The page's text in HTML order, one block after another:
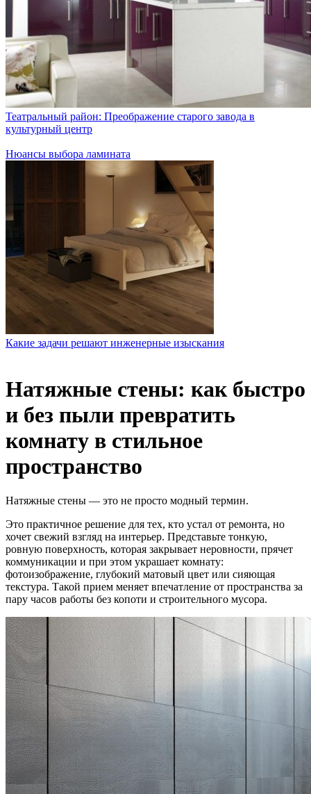
Театральный район: Преображение старого завода в
культурный центр
Нюансы выбора ламината
Какие задачи решают инженерные изыскания
Натяжные стены: как быстро
и без пыли превратить
комнату в стильное
пространство
Натяжные стены — это не просто модный термин.
Это практичное решение для тех, кто устал от ремонта, но
хочет свежий взгляд на интерьер. Представьте тонкую,
ровную поверхность, которая закрывает неровности, прячет
коммуникации и при этом украшает комнату:
фотоизображение, глубокий матовый цвет или сияющая
текстура. Такой прием меняет впечатление от пространства за
пару часов работы без копоти и строительного мусора.